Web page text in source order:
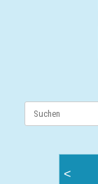
Suchen
<